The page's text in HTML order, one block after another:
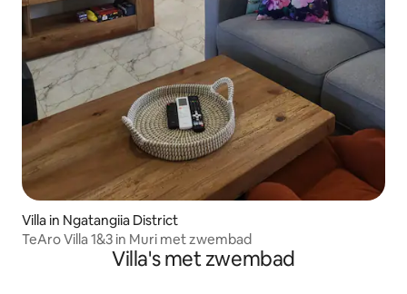
Villa in Ngatangiia District
TeAro Villa 1&3 in Muri met zwembad
Villa's met zwembad